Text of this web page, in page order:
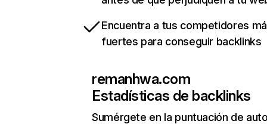
Encuentra a tus competidores
fuertes para conseguir backlinks
remanhwa.com
Estadísticas de backlinks
Sumérgete en la puntuación de